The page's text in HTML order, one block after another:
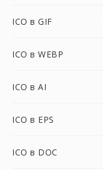
ICO в GIF
ICO в WEBP
ICO в AI
ICO в EPS
ICO в DOC